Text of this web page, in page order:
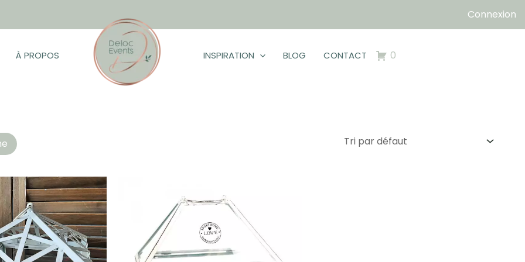
Connexion
À PROPOS INSPIRATION BLOG CONTACT 0